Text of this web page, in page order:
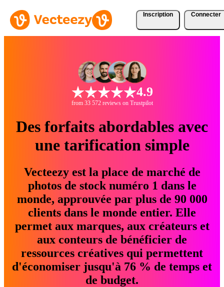
Inscription Connecter
4.9
from 33 572 reviews on Trustpilot
Des forfaits abordables avec
une tarification simple
Vecteezy est la place de marché de
photos de stock numéro 1 dans le
monde, approuvée par plus de 90 000
clients dans le monde entier. Elle
permet aux marques, aux créateurs et
aux conteurs de bénéficier de
ressources créatives qui permettent
d'économiser jusqu'à 76 % de temps et
de budget.